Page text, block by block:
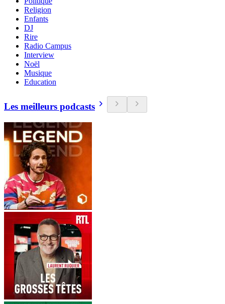
Religion
Enfants
DJ
Rire
Radio Campus
Interview
Noël
Musique
Education
Les meilleurs podcasts